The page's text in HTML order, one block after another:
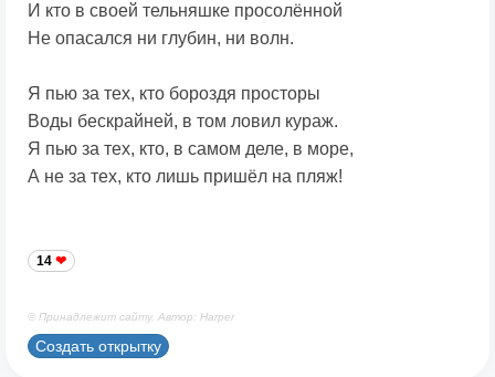
И кто в своей тельняшке просолённой
Не опасался ни глубин, ни волн.
Я пью за тех, кто бороздя просторы
Воды бескрайней, в том ловил кураж.
Я пью за тех, кто, в самом деле, в море,
А не за тех, кто лишь пришёл на пляж!
14
© Принадлежит сайту. Автор: Harper
Создать открытку